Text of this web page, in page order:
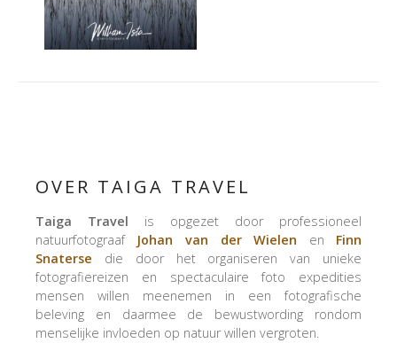
OVER TAIGA TRAVEL
Taiga Travel is opgezet door professioneel
natuurfotograaf Johan van der Wielen en Finn
Snaterse die door het organiseren van unieke
fotografiereizen en spectaculaire foto expedities
mensen willen meenemen in een fotografische
beleving en daarmee de bewustwording rondom
menselijke invloeden op natuur willen vergroten.